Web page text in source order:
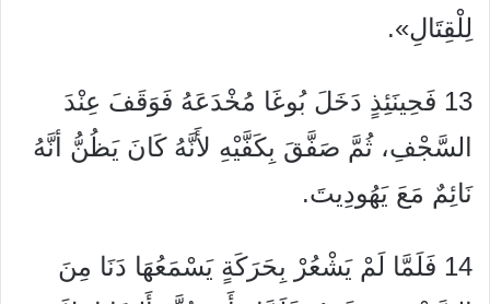
لِلْقِتَالِ».
13 فَحِينَئِذٍ دَخَلَ بُوغَا مُخْدَعَهُ فَوَقَفَ عِنْدَ
السَّجْفِ، ثُمَّ صَفَّقَ بِكَفَّيْهِ لأَنَّهُ كَانَ يَظُنُّ أنَّهُ
نَائِمٌ مَعَ يَهُودِيتَ.
14 فَلَمَّا لَمْ يَشْعُرْ بِحَرَكَةٍ يَسْمَعُهَا دَنَا مِنَ